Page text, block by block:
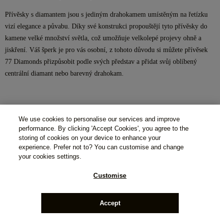
Přívěsky s diamantem jsou s jediným drahokamem umístěným na řetízku
vizí elegance a půvabu. Díky své konstrukci propouštějí tyto přívěsky do
kamene velké množství světla, což umožňuje velkolepé projevy ohně a
jiskření. Váš šperk je pro vás osobní, z tohoto důvodu si můžete přívěsek
77 Diamonds přizpůsobit podle svých představ a přidat svůj oblíbený
centrální diamant nebo barevný drahokam.
We use cookies to personalise our services and improve
performance. By clicking 'Accept Cookies', you agree to the
storing of cookies on your device to enhance your
experience. Prefer not to? You can customise and change
your cookies settings.
Customise
Accept